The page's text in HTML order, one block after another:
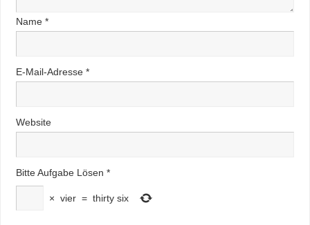
Name *
E-Mail-Adresse *
Website
Bitte Aufgabe Lösen *
× vier = thirty six